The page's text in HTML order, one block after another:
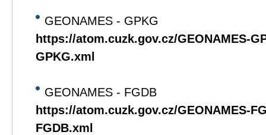
GEONAMES - GPKG
https://atom.cuzk.gov.cz/GEONAMES-
GPKG.xml
GEONAMES - FGDB
https://atom.cuzk.gov.cz/GEONAMES-
FGDB.xml